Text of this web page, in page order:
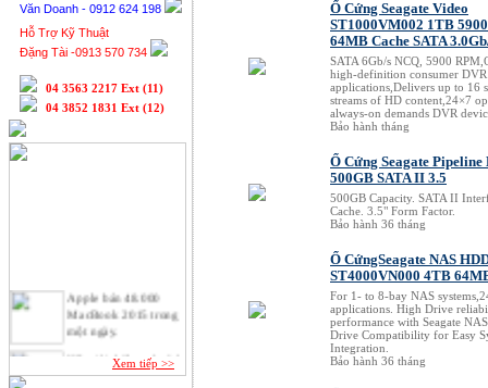
Văn Doanh - 0912 624 198
Hỗ Trợ Kỹ Thuật
Đặng Tài -0913 570 734
04 3563 2217 Ext (11)
04 3852 1831 Ext (12)
Apple bán 48.000
MacBook 2015 trong
một ngày.
HP giới thiệu máy tính
để bàn Stream và
Xem tiếp >>
Ổ Cứng Seagate Video
ST1000VM002 1TB
64MB Cache SATA
SATA 6Gb/s NCQ, 5900
high-definition consumer DVR
applications,Delivers up to 16
streams of HD content,24×7
always-on demands DVR
Bảo hành tháng
Ổ Cứng Seagate Pipeline
500GB SATA II 3.5
500GB Capacity. SATA II
Cache. 3.5" Form Factor.
Bảo hành 36 tháng
Ổ CứngSeagate NAS
ST4000VN000 4TB
For 1- to 8-bay NAS
applications. High Drive
performance with Seagate
Drive Compatibility for Easy
Integration.
Bảo hành 36 tháng